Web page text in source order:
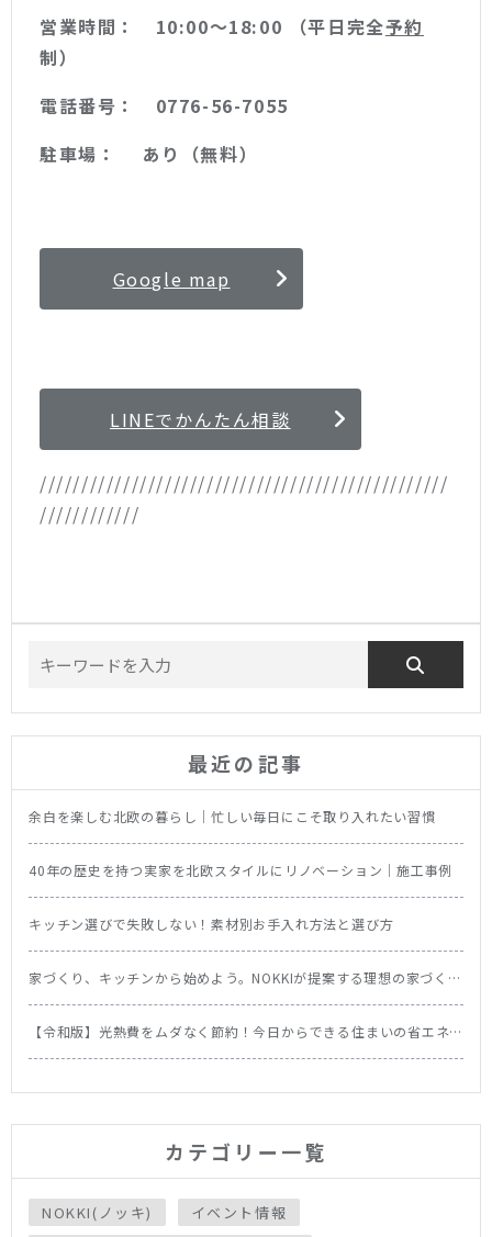
営業時間： 10:00〜18:00 （平日完全予約
制）
電話番号： 0776-56-7055
駐車場： あり（無料）
Google map
LINEでかんたん相談
/////////////////////////////////////////////////
////////////
最近の記事
余白を楽しむ北欧の暮らし｜忙しい毎日にこそ取り入れたい習慣
40年の歴史を持つ実家を北欧スタイルにリノベーション｜施工事例
キッチン選びで失敗しない！素材別お手入れ方法と選び方
家づくり、キッチンから始めよう。NOKKIが提案する理想の家づくり
【令和版】光熱費をムダなく節約！今日からできる住まいの省エネ
カテゴリー一覧
NOKKI(ノッキ)
イベント情報